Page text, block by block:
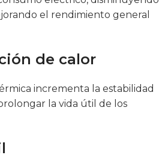
el rendimiento general
de calor
incrementa la estabilidad
la vida útil de los